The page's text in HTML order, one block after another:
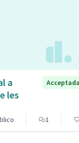
a
les
Acceptada
1